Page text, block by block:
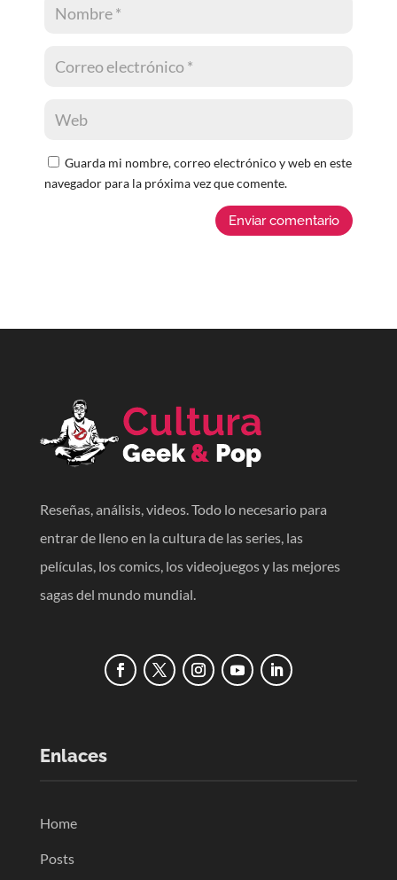
Guarda mi nombre, correo electrónico y web en este
navegador para la próxima vez que comente.
Enviar comentario
Reseñas, análisis, videos. Todo lo necesario para
entrar de lleno en la cultura de las series, las
películas, los comics, los videojuegos y las mejores
sagas del mundo mundial.
Enlaces
Home
Posts